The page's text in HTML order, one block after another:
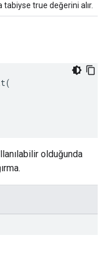
tabiyse true değerini alır.
olduğunda